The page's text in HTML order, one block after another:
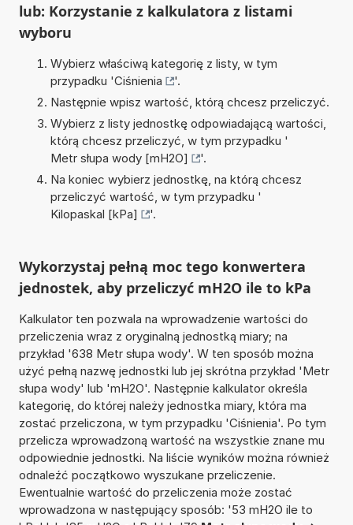
lub: Korzystanie z kalkulatora z listami
wyboru
Wybierz właściwą kategorię z listy, w tym
przypadku 'Ciśnienia
'.
Następnie wpisz wartość, którą chcesz przeliczyć.
Wybierz z listy jednostkę odpowiadającą wartości,
którą chcesz przeliczyć, w tym przypadku '
Metr słupa wody [mH2O]
'.
Na koniec wybierz jednostkę, na którą chcesz
przeliczyć wartość, w tym przypadku '
Kilopaskal [kPa]
'.
Wykorzystaj pełną moc tego konwertera
jednostek, aby przeliczyć mH2O ile to kPa
Kalkulator ten pozwala na wprowadzenie wartości do
przeliczenia wraz z oryginalną jednostką miary; na
przykład '638 Metr słupa wody'. W ten sposób można
użyć pełną nazwę jednostki lub jej skrótna przykład 'Metr
słupa wody' lub 'mH2O'. Następnie kalkulator określa
kategorię, do której należy jednostka miary, która ma
zostać przeliczona, w tym przypadku 'Ciśnienia'. Po tym
przelicza wprowadzoną wartość na wszystkie znane mu
odpowiednie jednostki. Na liście wyników można również
odnaleźć początkowo wyszukane przeliczenie.
Ewentualnie wartość do przeliczenia może zostać
wprowadzona w następujący sposób: '53 mH2O ile to